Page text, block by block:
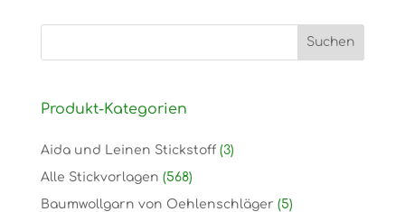
Produkt-Kategorien
Aida und Leinen Stickstoff (3)
Alle Stickvorlagen (568)
Baumwollgarn von Oehlenschläger (5)